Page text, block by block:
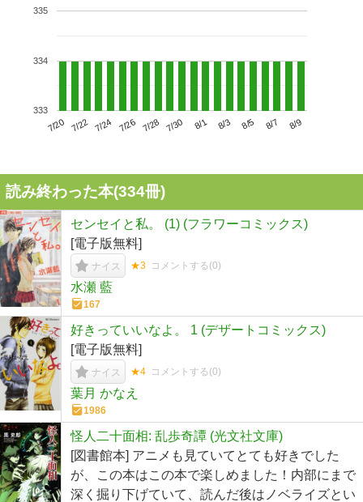
7/20 7/22 7/24 7/26 7/28 7/30 8/1 8/3 8/5 8/7 8/9
333
334
335
読み終わった本(334冊)
センセイと私。 (1) (フラワーコミックス)
[電子版無料]
ナイス ★3 コメントする(0)
水瀬 藍
167
好きっていいなよ。 1 (デザートコミックス)
[電子版無料]
ナイス ★4 コメントする(0)
葉月 かなえ
1986
怪人二十面相: 乱歩奇譚 (光文社文庫)
[図書館本] アニメも見ていてとても好きでした
が、この本はこの本で楽しめました！内部にまで
深く掘り下げていて、読んだ後はノベライズとい